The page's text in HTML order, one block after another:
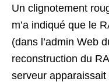
Un clignotement
m’a indiqué que le
(dans l’admin Web
reconstruction du
serveur